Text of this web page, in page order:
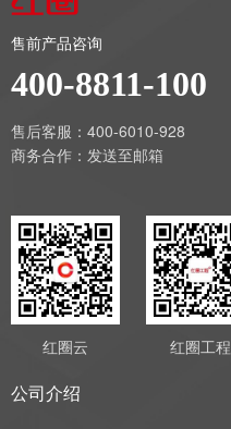
售前产品咨询
400-8811-100
售后客服：400-6010-928
商务合作： 发送至邮箱
红圈云 红圈工程
公司介绍